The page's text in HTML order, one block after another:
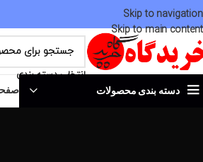
Skip to navigation
Skip to main content
انتخاب دسته بندی
دسته بندی محصولات